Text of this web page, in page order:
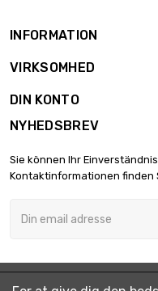
INFORMATION
VIRKSOMHED
DIN KONTO
NYHEDSBREV
Sie können Ihr
Kontaktinformationen finden